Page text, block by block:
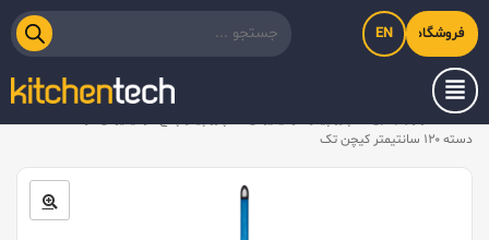
فروشگاه اینترنتی کیت‌لاین
EN
خانه
دسته ۱۲۰ سانتیمتر کیچن تک